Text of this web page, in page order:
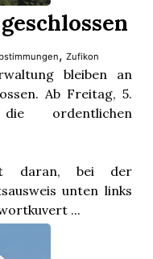
,Zufikon
bleiben an
Ab Freitag, 5.
ordentlichen
daran, bei der
unten links
...